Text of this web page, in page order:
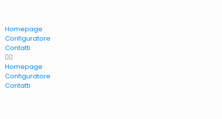
Homepage
Configuratore
Contatti
Homepage
Configuratore
Contatti